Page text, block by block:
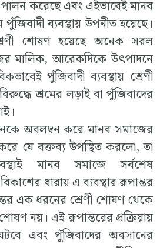
পালন করেছে এবং এইভাবেই মানব
ব্যবস্থায় উপনীত হয়েছে।
শোষণ হয়েছে অনেক সরল
মালিক, আরেকদিকে উৎপাদনে
পুঁজিবাদী ব্যবস্থায় শ্রেণী
শ্রমের লড়াই বা পুঁজিবাদের
অবলম্বন করে মানব সমাজের
করে যে বক্তব্য উপস্থিত করলো, তা
মানব সমাজে সর্বশেষ
ধারায় এ ব্যবস্থার রূপান্তর
এক ধরনের শ্রেণী শোষণ থেকে
নয়। এই রূপান্তরের প্রক্রিয়ায়
এবং পুঁজিবাদের অবসানের